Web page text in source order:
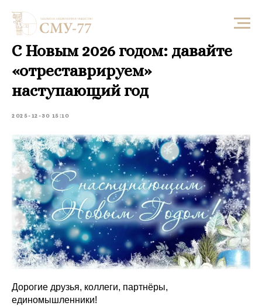
С Новым 2026 годом: давайте
«отреставрируем»
наступающий год
2025-12-30 15:10
Дорогие друзья, коллеги, партнёры,
единомышленники!